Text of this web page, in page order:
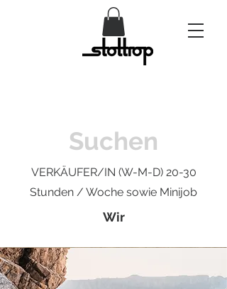
Suchen
VERKÄUFER/IN (W-M-D) 20-30
Stunden / Woche sowie Minijob
Wir